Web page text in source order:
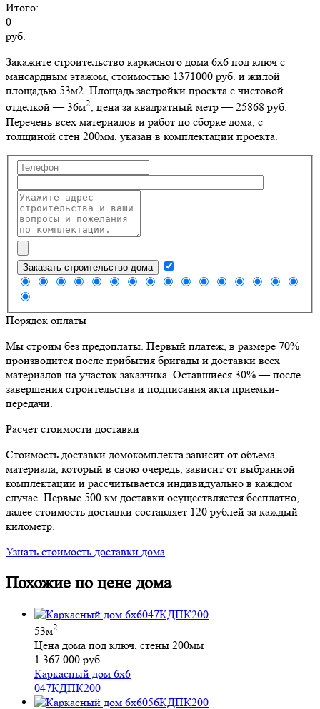
Итого:
0
руб.
Закажите строительство каркасного дома 6х6 под ключ с
мансардным этажом, стоимостью 1371000 руб. и жилой
площадью 53м2. Площадь застройки проекта с чистовой
отделкой — 36м2, цена за квадратный метр — 25868 руб.
Перечень всех материалов и работ по сборке дома, с
толщиной стен 200мм, указан в комплектации проекта.
Заказать строительство дома
Порядок оплаты
Мы строим без предоплаты. Первый платеж, в размере 70%
производится после прибытия бригады и доставки всех
материалов на участок заказчика. Оставшиеся 30% — после
завершения строительства и подписания акта приемки-
передачи.
Расчет стоимости доставки
Стоимость доставки домокомплекта зависит от объема
материала, который в свою очередь, зависит от выбранной
комплектации и рассчитывается индивидуально в каждом
случае. Первые 500 км доставки осуществляется бесплатно,
далее стоимость доставки составляет 120 рублей за каждый
километр.
Узнать стоимость доставки дома
Похожие по цене дома
53м2
Цена дома под ключ, стены 200мм
1 367 000 руб.
Каркасный дом 6х6
047КДПК200